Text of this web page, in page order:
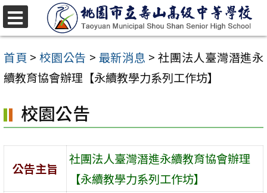
跳
至
主
要
容
區
首頁 > 校園公告 > 最新消息 > 社團法人臺灣潛進永
續教育協會辦理【永續教學力系列工作坊】
校園公告
公告主旨
社團法人臺灣潛進永續教育協會辦理
【永續教學力系列工作坊】
選
單